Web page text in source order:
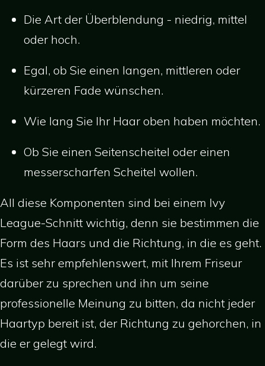
Die Art der Überblendung - niedrig, mittel
oder hoch.
Egal, ob Sie einen langen, mittleren oder
kürzeren Fade wünschen.
Wie lang Sie Ihr Haar oben haben möchten.
Ob Sie einen Seitenscheitel oder einen
messerscharfen Scheitel wollen.
All diese Komponenten sind bei einem Ivy
League-Schnitt wichtig, denn sie bestimmen die
Form des Haars und die Richtung, in die es geht.
Es ist sehr empfehlenswert, mit Ihrem Friseur
darüber zu sprechen und ihn um seine
professionelle Meinung zu bitten, da nicht jeder
Haartyp bereit ist, der Richtung zu gehorchen, in
die er gelegt wird.